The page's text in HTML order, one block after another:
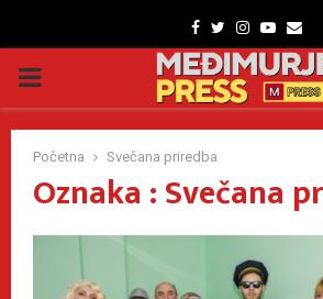
Facebook
TwitterInstagram
PRIMARY
MENU
Početna Svečana priredba
Oznaka : Svečana